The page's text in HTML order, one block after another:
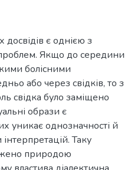
є однією з
Якщо до середини
болісними
або через свідків, то з
свідка було заміщено
образи є
уникає однозначності й
Таку
природою